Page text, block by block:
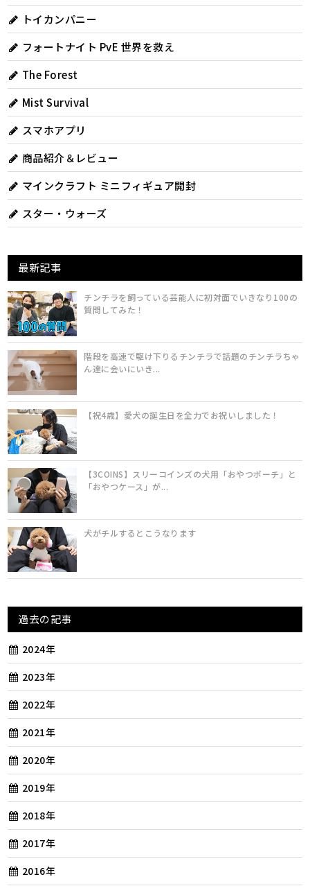
トイカンパニー
フォートナイト PvE 世界を救え
The Forest
Mist Survival
スマホアプリ
商品紹介＆レビュー
マインクラフト ミニフィギュア開封
スター・ウォーズ
最新記事
チンチラを飼っている芸能人に初対面でいきなり100の
質問してみた！
階段を高速で駆け下りるチンチラで話題のチンチラちゃ
ん達に会いにいき...
【祝4歳】愛犬の誕生日を全力でお祝いしました！
【3COINS】スリーコインズの犬用「おやつポーチ」と
「おやつケース」が...
犬がチルするとこうなります
過去の記事
2024年
2023年
2022年
2021年
2020年
2019年
2018年
2017年
2016年